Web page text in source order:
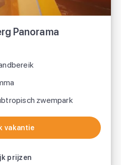
Panorama
zwempark
vakantie
prijzen
vakantie